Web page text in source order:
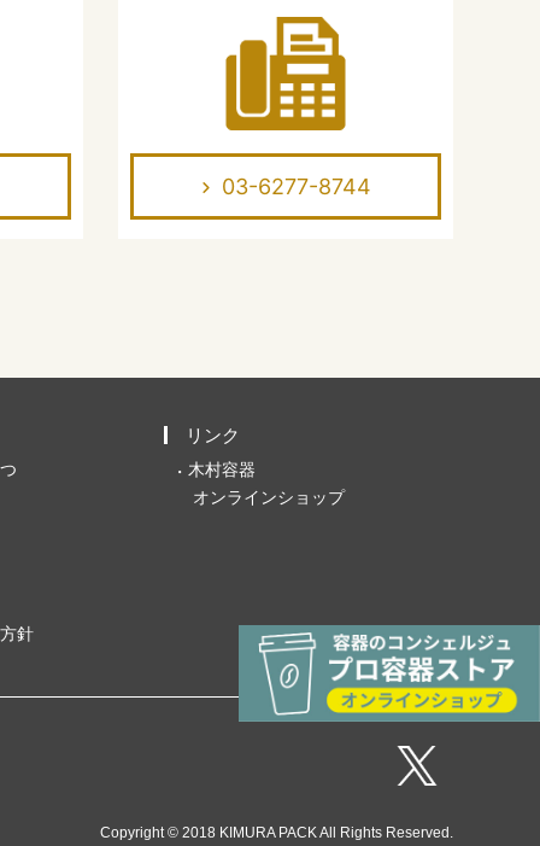
03-6277-8744
針
リンク
木村容器
オンラインショップ
Copyright © 2018 KIMURA PACK All Rights Reserved.